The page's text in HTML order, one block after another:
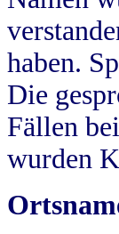
haben.
Die
Fällen
wurden